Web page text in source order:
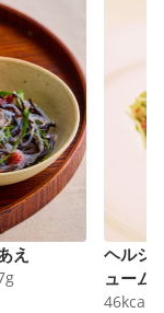
え
g
ヘルシ
ューム
46kcal